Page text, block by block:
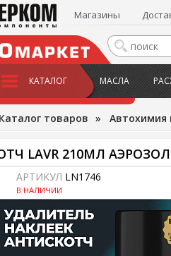
Магазины
КАТАЛОГ МАСЛА
Каталог товаров » Автохимия
LAVR 210МЛ
АРТИКУЛ LN1746
В НАЛИЧИИ